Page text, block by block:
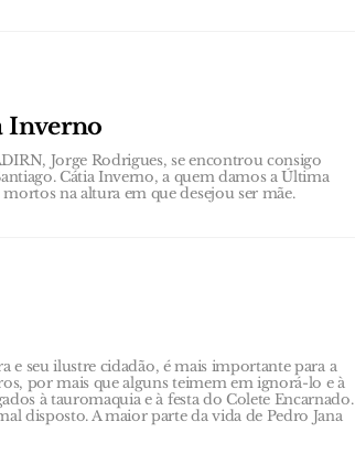
Inverno
Jorge Rodrigues, se encontrou consigo
Cátia Inverno, a quem damos a Última
na altura em que desejou ser mãe.
e seu ilustre cidadão, é mais importante para a
por mais que alguns teimem em ignorá-lo e à
à tauromaquia e à festa do Colete Encarnado.
disposto. A maior parte da vida de Pedro Jana